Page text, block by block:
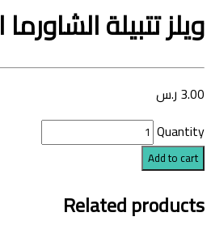
ويلز تتبيلة
3.00 ر.س
Quantity
Add to cart
Related products